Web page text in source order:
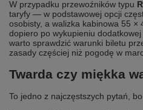
W przypadku przewoźników typu
taryfy — w podstawowej opcji
osobisty, a walizka kabinowa 55 ×
dopiero po wykupieniu
warto sprawdzić warunki biletu
zasady częściej niż pogodę w
Twarda czy miękka
To jedno z najczęstszych pytań,